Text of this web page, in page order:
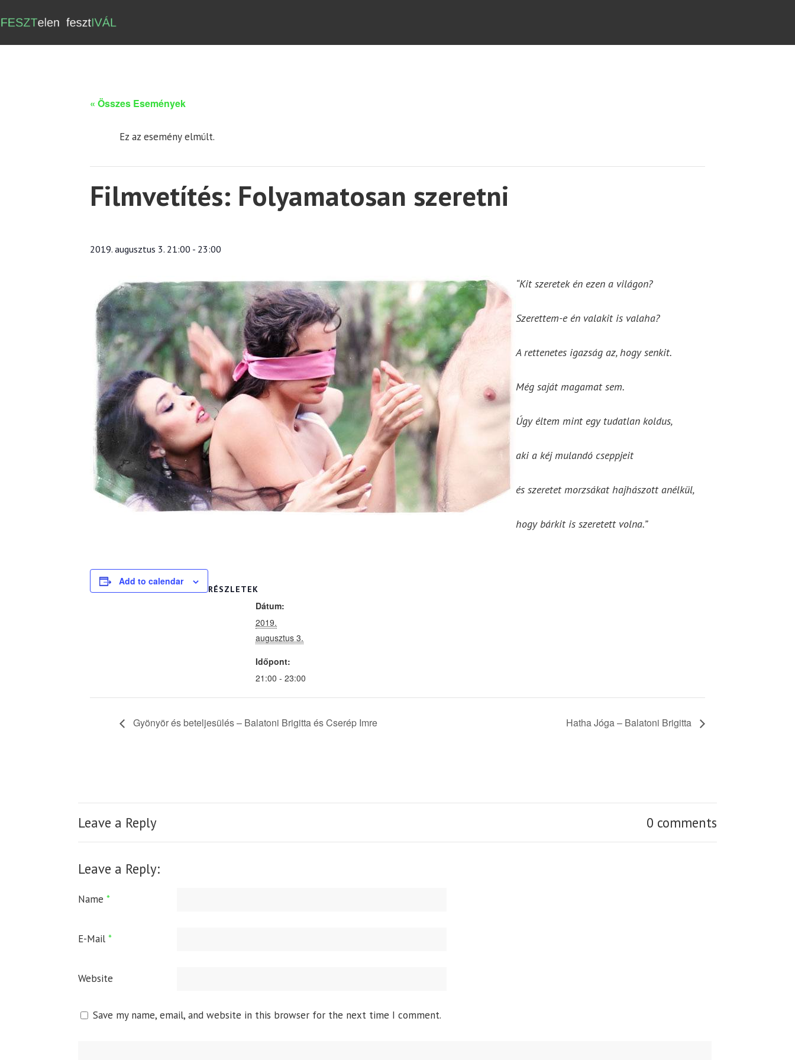
« Összes Események
Ez az esemény elmúlt.
Filmvetítés: Folyamatosan szeretni
2019. augusztus 3. 21:00 - 23:00
“Kit szeretek én ezen a világon?
Szerettem-e én valakit is valaha?
A rettenetes igazság az, hogy senkit.
Még saját magamat sem.
Úgy éltem mint egy tudatlan koldus,
aki a kéj mulandó cseppjeit
és szeretet morzsákat hajhászott anélkül,
hogy bárkit is szeretett volna.”
Add to calendar
RÉSZLETEK
Dátum:
2019.
augusztus 3.
Időpont:
21:00 - 23:00
Gyönyör és beteljesülés – Balatoni Brigitta és Cserép Imre Hatha Jóga – Balatoni Brigitta
Leave a Reply 0 comments
Leave a Reply:
Name *
E-Mail *
Website
Save my name, email, and website in this browser for the next time I comment.